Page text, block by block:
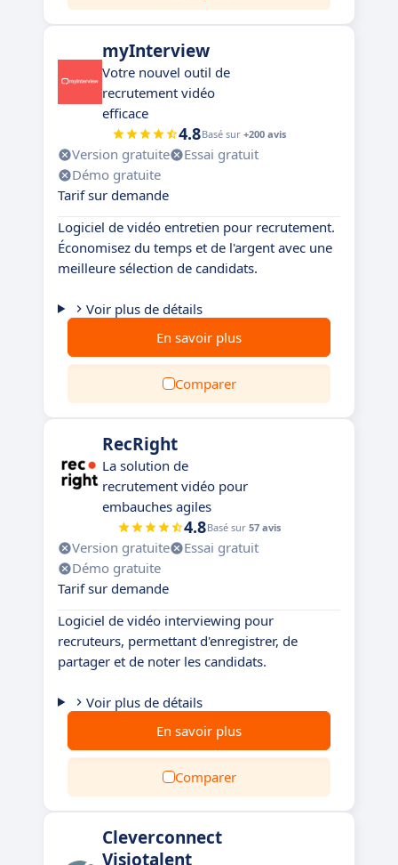
myInterview
Votre nouvel outil de
recrutement vidéo
efficace
4.8Basé sur +200 avis
Version gratuite
Essai gratuit
Démo gratuite
Tarif sur demande
Logiciel de vidéo entretien pour recrutement.
Économisez du temps et de l'argent avec une
meilleure sélection de candidats.
Voir plus de détails
En savoir plus
Comparer
RecRight
La solution de
recrutement vidéo pour
embauches agiles
4.8Basé sur 57 avis
Version gratuite
Essai gratuit
Démo gratuite
Tarif sur demande
Logiciel de vidéo interviewing pour
recruteurs, permettant d'enregistrer, de
partager et de noter les candidats.
Voir plus de détails
En savoir plus
Comparer
Cleverconnect
Visiotalent